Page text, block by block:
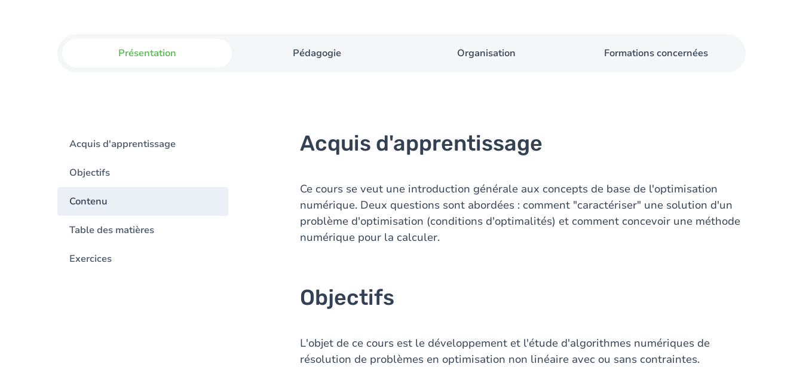
Présentation Pédagogie Organisation Formations concernées
Acquis d'apprentissage
Objectifs
Contenu
Table des matières
Exercices
Acquis d'apprentissage
Ce cours se veut une introduction générale aux concepts de base de l'optimisation
numérique. Deux questions sont abordées : comment "caractériser" une solution d'un
problème d'optimisation (conditions d'optimalités) et comment concevoir une méthode
numérique pour la calculer.
Objectifs
L'objet de ce cours est le développement et l'étude d'algorithmes numériques de
résolution de problèmes en optimisation non linéaire avec ou sans contraintes.